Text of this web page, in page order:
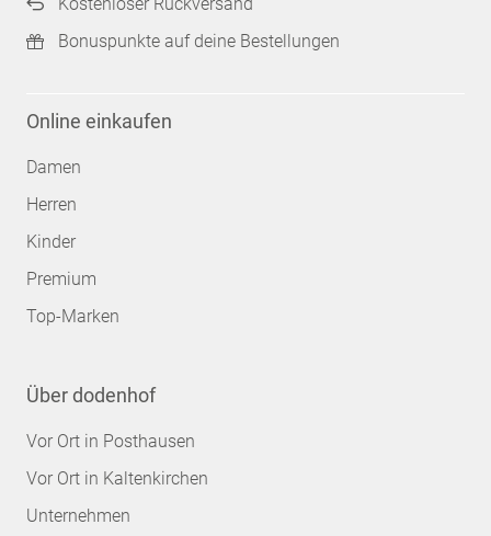
Kostenloser Rückversand
Bonuspunkte auf deine Bestellungen
Online einkaufen
Damen
Herren
Kinder
Premium
Top-Marken
Über dodenhof
Vor Ort in Posthausen
Vor Ort in Kaltenkirchen
Unternehmen